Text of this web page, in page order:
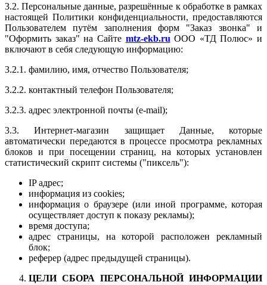
3.2. Персональные данные, разрешённые к обработке в рамках
настоящей Политики конфиденциальности, предоставляются
Пользователем путём заполнения форм "Заказ звонка" и
"Оформить заказ" на Сайте mtz-ekb.ru ООО «ТД Полюс» и
включают в себя следующую информацию:
3.2.1. фамилию, имя, отчество Пользователя;
3.2.2. контактный телефон Пользователя;
3.2.3. адрес электронной почты (e-mail);
3.3. Интернет-магазин защищает Данные, которые
автоматически передаются в процессе просмотра рекламных
блоков и при посещении страниц, на которых установлен
статистический скрипт системы ("пиксель"):
IP адрес;
информация из cookies;
информация о браузере (или иной программе, которая
осуществляет доступ к показу рекламы);
время доступа;
адрес страницы, на которой расположен рекламный
блок;
реферер (адрес предыдущей страницы).
ЦЕЛИ СБОРА ПЕРСОНАЛЬНОЙ ИНФОРМАЦИИ